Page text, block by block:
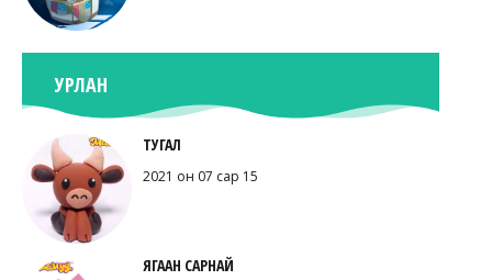
УРЛАН
ТУГАЛ
2021 он 07 сар 15
ЯГААН САРНАЙ